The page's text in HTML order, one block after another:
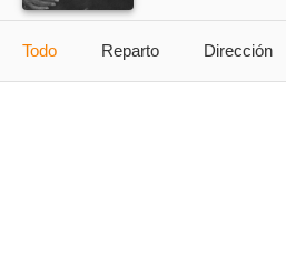
Todo Reparto Dirección